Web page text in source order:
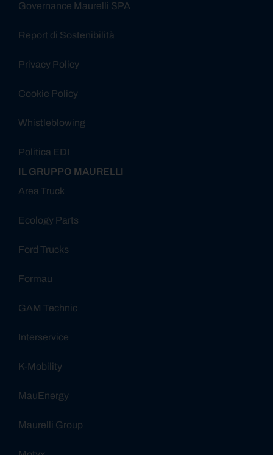
Governance Maurelli SPA
Report di Sostenibilità
Privacy Policy
Cookie Policy
Whistleblowing
Politica EDI
IL GRUPPO MAURELLI
Area Truck
Ecology Parts
Ford Trucks
Formau
GAM Technic
Interservice
K-Mobility
MauEnergy
Maurelli Group